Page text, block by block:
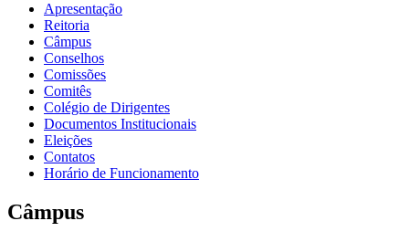
Apresentação
Reitoria
Câmpus
Conselhos
Comissões
Comitês
Colégio de Dirigentes
Documentos Institucionais
Eleições
Contatos
Horário de Funcionamento
Câmpus